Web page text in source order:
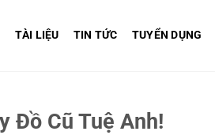
TÀI LIỆU TIN TỨC TUYỂN DỤNG
Đồ Cũ Tuệ Anh!